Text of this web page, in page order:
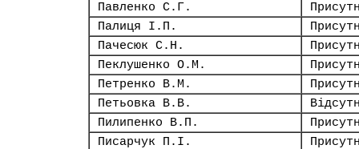
Павленко С.Г.
Палиця І.П.
Пачесюк С.Н.
Пеклушенко О.М.
Петренко В.М.
Петьовка В.В.
Пилипенко В.П.
Писарчук П.І.